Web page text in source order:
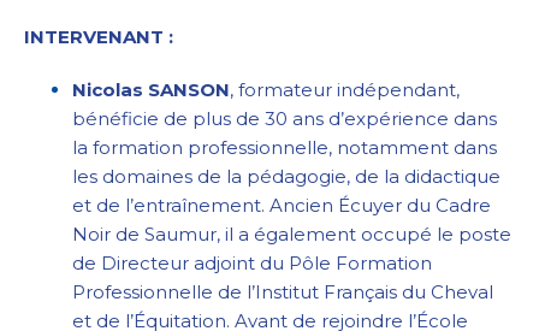
INTERVENANT :
Nicolas SANSON, formateur indépendant,
bénéficie de plus de 30 ans d’expérience dans
la formation professionnelle, notamment dans
les domaines de la pédagogie, de la didactique
et de l’entraînement. Ancien Écuyer du Cadre
Noir de Saumur, il a également occupé le poste
de Directeur adjoint du Pôle Formation
Professionnelle de l’Institut Français du Cheval
et de l’Équitation. Avant de rejoindre l’École